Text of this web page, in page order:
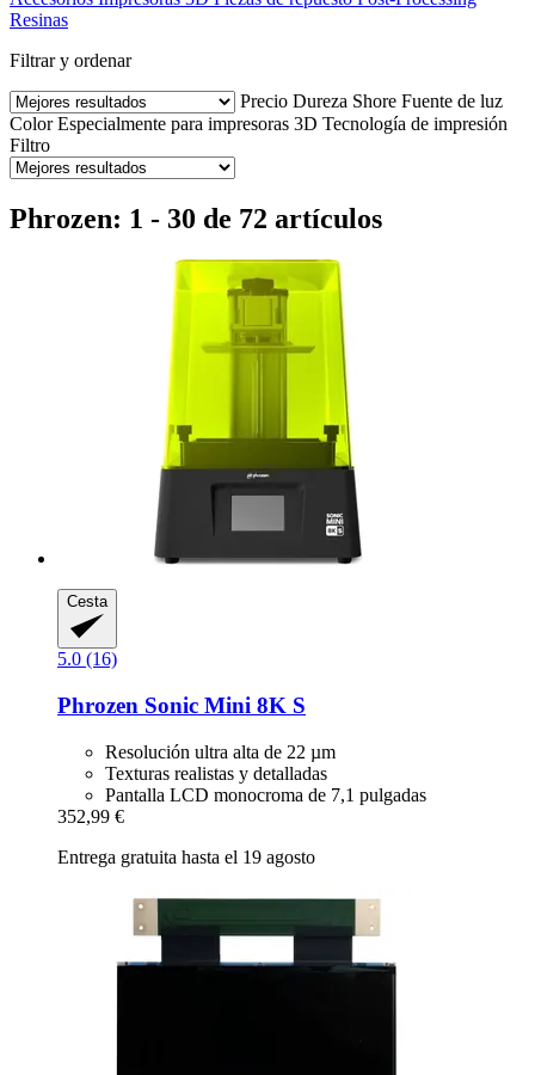
Resinas
Filtrar y ordenar
Precio Dureza Shore Fuente de luz
Color Especialmente para impresoras 3D Tecnología de impresión
Filtro
Phrozen: 1 - 30 de 72 artículos
Cesta
5.0 (16)
Phrozen Sonic Mini 8K S
Resolución ultra alta de 22 µm
Texturas realistas y detalladas
Pantalla LCD monocroma de 7,1 pulgadas
352,99 €
Entrega gratuita hasta el 19 agosto